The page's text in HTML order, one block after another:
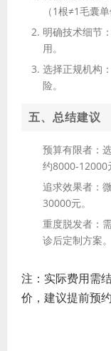
（1根≠1毛囊单
明确技术细节
用。
选择正规机构
险。
五、总结建议
预算有限者 ：
约8000-12000
追求效果者 ：
30000元。
重度脱发者 ：
诊后定制方案。
注：实际费用需
价，建议提前预